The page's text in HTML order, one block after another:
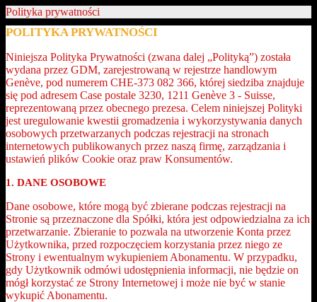
Polityka prywatności
POLITYKA PRYWATNOŚCI
Niniejsza Polityka Prywatności (zwana dalej „Polityką”) została
wydana przez GDM, zarejestrowaną w rejestrze handlowym
Genève, pod numerem CHE-373 082 366, której siedziba znajduje
się pod adresem Case postale 3230, 1211 Genève 3 - Suisse,
reprezentowaną przez obecnego prezesa. Celem niniejszej Polityki
jest uregulowanie kwestii gromadzenia i wykorzystywania danych
osobowych przetwarzanych podczas rejestracji na stronach
internetowych publikowanych przez naszą firmę, zarządzania i
ustawień plików Cookie oraz praw Konsumentów.
1. DANE OSOBOWE
Dane osobowe, które mogą być zbierane podczas rejestracji na
Stronie są przeznaczone dla Spółki, która jest odpowiedzialna za ich
przetwarzanie. Zbieranie to pozwala na utworzenie Konta przez
Użytkownika, przed rozpoczęciem korzystania przez niego ze
Strony i ewentualnym wykupieniem Abonamentu. W przypadku,
gdy Użytkownik odmówi udostępnienia informacji, nie będzie on
mógł korzystać ze Strony Internetowej i może nie być w stanie
wykupić Abonamentu.